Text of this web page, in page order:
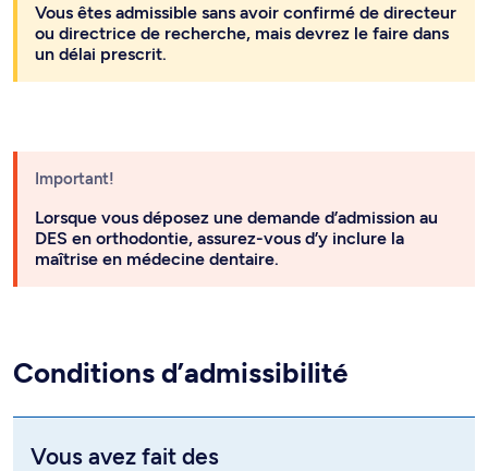
Vous êtes admissible sans avoir confirmé de directeur
ou directrice de recherche, mais devrez le faire dans
un délai prescrit.
Important!
Lorsque vous déposez une demande d’admission au
DES en orthodontie, assurez-vous d’y inclure la
maîtrise en médecine dentaire.
Conditions d’admissibilité
Vous avez fait des